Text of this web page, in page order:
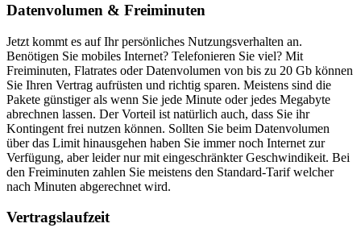
Datenvolumen & Freiminuten
Jetzt kommt es auf Ihr persönliches Nutzungsverhalten an.
Benötigen Sie mobiles Internet? Telefonieren Sie viel? Mit
Freiminuten, Flatrates oder Datenvolumen von bis zu 20 Gb können
Sie Ihren Vertrag aufrüsten und richtig sparen. Meistens sind die
Pakete günstiger als wenn Sie jede Minute oder jedes Megabyte
abrechnen lassen. Der Vorteil ist natürlich auch, dass Sie ihr
Kontingent frei nutzen können. Sollten Sie beim Datenvolumen
über das Limit hinausgehen haben Sie immer noch Internet zur
Verfügung, aber leider nur mit eingeschränkter Geschwindikeit. Bei
den Freiminuten zahlen Sie meistens den Standard-Tarif welcher
nach Minuten abgerechnet wird.
Vertragslaufzeit